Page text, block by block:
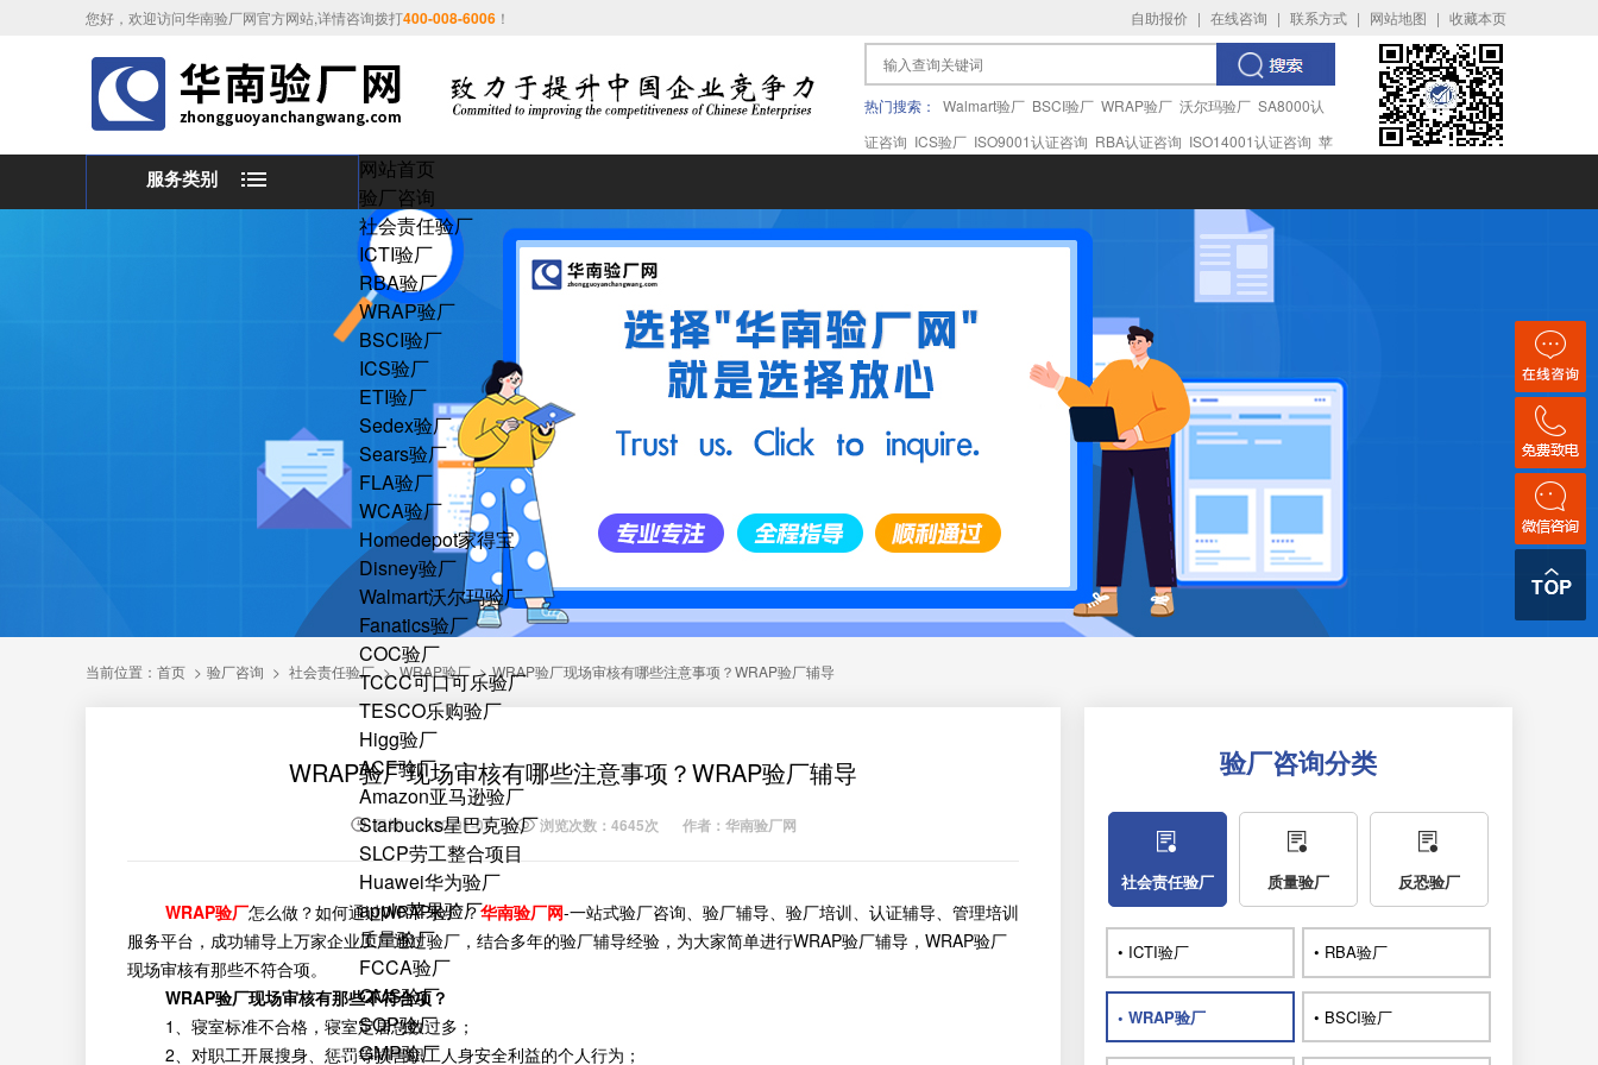
自助报价 | 在线咨询 | 联系方式 | 网站地图 | 收藏本页
您好，欢迎访问华南验厂网官方网站,详情咨询拨打400-008-6006 ！
热门搜索： Walmart验厂 BSCI验厂 WRAP验厂 沃尔玛验厂 SA8000认
证咨询 ICS验厂 ISO9001认证咨询 RBA认证咨询 ISO14001认证咨询 苹
服务类别
网站首页
验厂咨询
社会责任验厂
ICTI验厂
RBA验厂
WRAP验厂
BSCI验厂
ICS验厂
ETI验厂
Sedex验厂
Sears验厂
FLA验厂
WCA验厂
Homedepot家得宝
Disney验厂
Walmart沃尔玛验厂
Fanatics验厂
COC验厂
TCCC可口可乐验厂
TESCO乐购验厂
Higg验厂
ACE验厂
Amazon亚马逊验厂
Starbucks星巴克验厂
SLCP劳工整合项目
Huawei华为验厂
apple苹果验厂
质量验厂
FCCA验厂
QMS验厂
SQP验厂
GMP验厂
当前位置： 首页 > 验厂咨询 > 社会责任验厂 > WRAP验厂 > WRAP验厂现场审核有哪些注意事项？WRAP验厂辅导
WRAP验厂现场审核有哪些注意事项？WRAP验厂辅导
日期：2020-01-03 浏览次数：4645次 作者：华南验厂网
WRAP验厂怎么做？如何通过WRAP验厂？华南验厂网-一站式验厂咨询、验厂辅导、验厂培训、认证辅导、管理培训
服务平台，成功辅导上万家企业工厂通过验厂，结合多年的验厂辅导经验，为大家简单进行WRAP验厂辅导，WRAP验厂
现场审核有那些不符合项。
WRAP验厂现场审核有那些不符合项？
1、寝室标准不合格，寝室定居总数过多；
2、对职工开展搜身、惩罚等损害职工人身安全利益的个人行为；
验厂咨询分类
社会责任验厂 质量验厂 反恐验厂
• ICTI验厂 • RBA验厂
• WRAP验厂 • BSCI验厂